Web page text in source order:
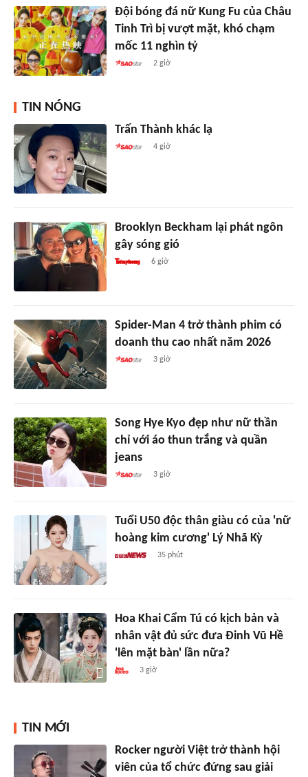
Đội bóng đá nữ Kung Fu của Châu
Tinh Trì bị vượt mặt, khó chạm
mốc 11 nghìn tỷ
2 giờ
TIN NÓNG
Trấn Thành khác lạ
4 giờ
Brooklyn Beckham lại phát ngôn
gây sóng gió
6 giờ
Spider-Man 4 trở thành phim có
doanh thu cao nhất năm 2026
3 giờ
Song Hye Kyo đẹp như nữ thần
chỉ với áo thun trắng và quần
jeans
3 giờ
Tuổi U50 độc thân giàu có của 'nữ
hoàng kim cương' Lý Nhã Kỳ
35 phút
Hoa Khai Cẩm Tú có kịch bản và
nhân vật đủ sức đưa Đinh Vũ Hề
'lên mặt bàn' lần nữa?
3 giờ
TIN MỚI
Rocker người Việt trở thành hội
viên của tổ chức đứng sau giải